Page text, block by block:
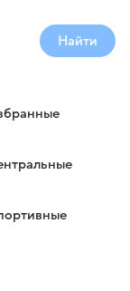
Найти